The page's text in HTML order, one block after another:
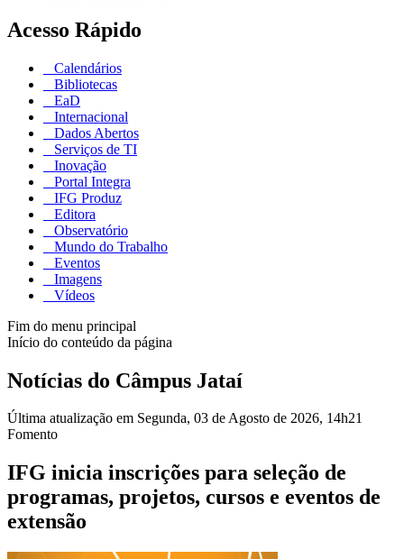
Acesso Rápido
Calendários
Bibliotecas
EaD
Internacional
Dados Abertos
Serviços de TI
Inovação
Portal Integra
IFG Produz
Editora
Observatório
Mundo do Trabalho
Eventos
Imagens
Vídeos
Fim do menu principal
Início do conteúdo da página
Notícias do Câmpus Jataí
Última atualização em Segunda, 03 de Agosto de 2026, 14h21
Fomento
IFG inicia inscrições para seleção de
programas, projetos, cursos e eventos de
extensão